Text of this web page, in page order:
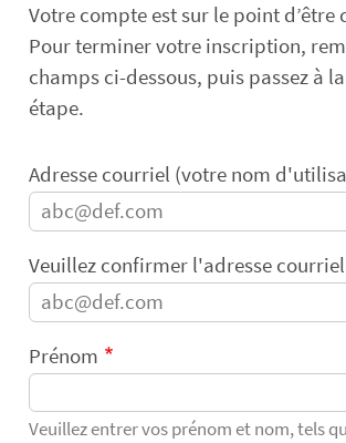
Votre compte est sur le point d’être
Pour terminer votre inscription,
champs ci-dessous, puis passez à
étape.
Adresse courriel (votre nom
Veuillez confirmer l'adresse
Prénom
Veuillez entrer vos prénom et nom, tels